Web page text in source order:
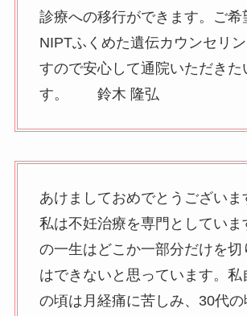
診療への移行ができます。ご希
NIPTふくめた遺伝カウンセリ
すので安心して通院いただきた
す。 鈴木 隆弘
あけましておめでとうございま
私は不妊治療を専門としていま
の一生はどこか一部分だけを切
はできないと思っています。私
の頃は月経痛に苦しみ、30代